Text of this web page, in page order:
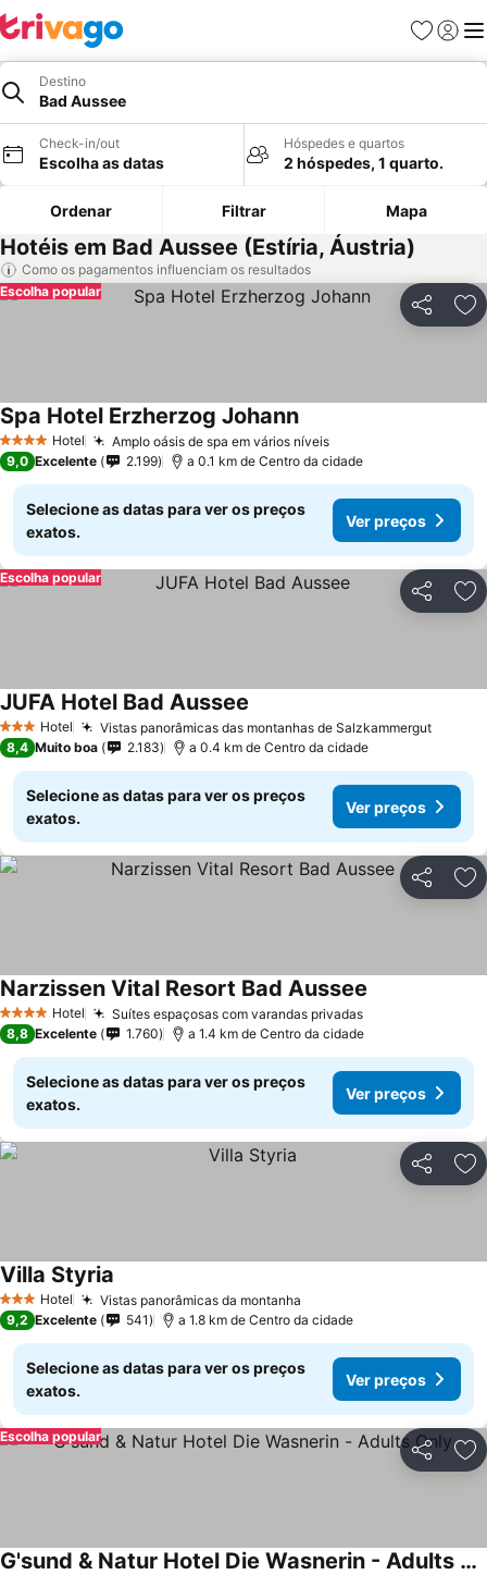
Favoritos
Iniciar
Destino
Bad Aussee
Check-in/out
Escolha as datas
Hóspedes e quartos
2 hóspedes, 1 quarto.
Ordenar Filtrar Mapa
Hotéis em Bad Aussee (Estíria, Áustria)
Como os pagamentos influenciam os resultados
Partilhar
Escolha popular
4 EstrelasHotel Amplo oásis de spa em vários níveisVer preços
Spa Hotel Erzherzog JohannVer preços
9,0 Excelente 2.199 a 0.1 km de Centro da cidade
Selecione as datas para ver os preços
exatos.
Ver preços
Partilhar
Escolha popular
3 EstrelasHotel Vistas panorâmicas das montanhas de SalzkammergutVer
JUFA Hotel Bad Aussee
8,4 Muito boa 2.183 a 0.4 km de Centro da cidade
Selecione as datas para ver os preços
exatos.
Ver preços
Partilhar
4 EstrelasHotel Suítes espaçosas com varandas privadasVer preços
Narzissen Vital Resort Bad Aussee
8,8 Excelente 1.760 a 1.4 km de Centro da cidade
Selecione as datas para ver os preços
exatos.
Ver preços
Partilhar
3 EstrelasHotel Vistas panorâmicas da montanha
Villa Styria
9,2 Excelente 541 a 1.8 km de Centro da cidade
Selecione as datas para ver os preços
exatos.
Ver preços
Partilhar
Escolha popular
G'sund & Natur Hotel Die Wasnerin - Adults Only